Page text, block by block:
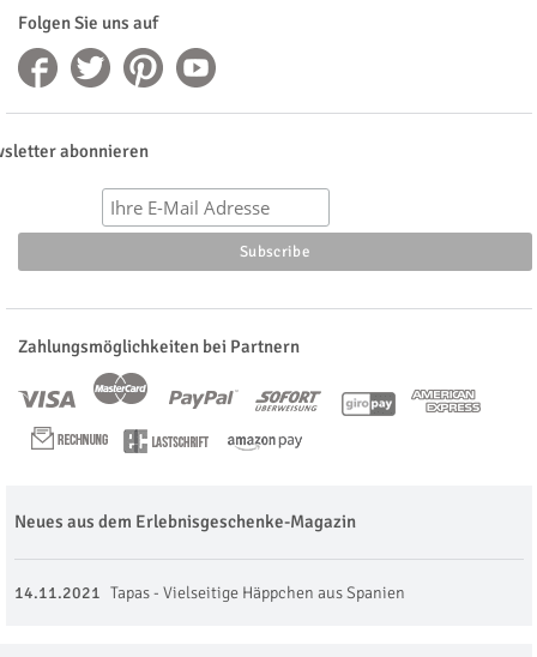
Folgen Sie uns auf
abonnieren
Zahlungsmöglichkeiten bei Partnern
Neues aus dem Erlebnisgeschenke-Magazin
14.11.2021 Tapas - Vielseitige Häppchen aus Spanien